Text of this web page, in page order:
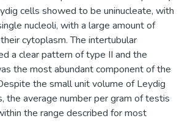
cells showed to be uninucleate, with
nucleoli, with a large amount of
cytoplasm. The intertubular
a clear pattern of type II and the
the most abundant component of the
the small unit volume of Leydig
the average number per gram of testis
the range described for most